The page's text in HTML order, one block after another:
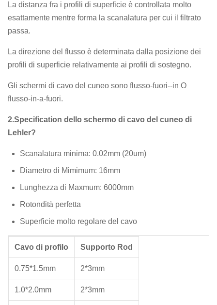
La distanza fra i profili di superficie è controllata molto
esattamente mentre forma la scanalatura per cui il filtrato
passa.
La direzione del flusso è determinata dalla posizione dei
profili di superficie relativamente ai profili di sostegno.
Gli schermi di cavo del cuneo sono flusso-fuori--in O
flusso-in-a-fuori.
2.Specification dello schermo di cavo del cuneo di
Lehler?
Scanalatura minima: 0.02mm (20um)
Diametro di Mimimum: 16mm
Lunghezza di Maxmum: 6000mm
Rotondità perfetta
Superficie molto regolare del cavo
Cavo di profilo Supporto Rod
0.75*1.5mm 2*3mm
1.0*2.0mm 2*3mm